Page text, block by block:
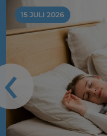
15 JULI 2026
‹